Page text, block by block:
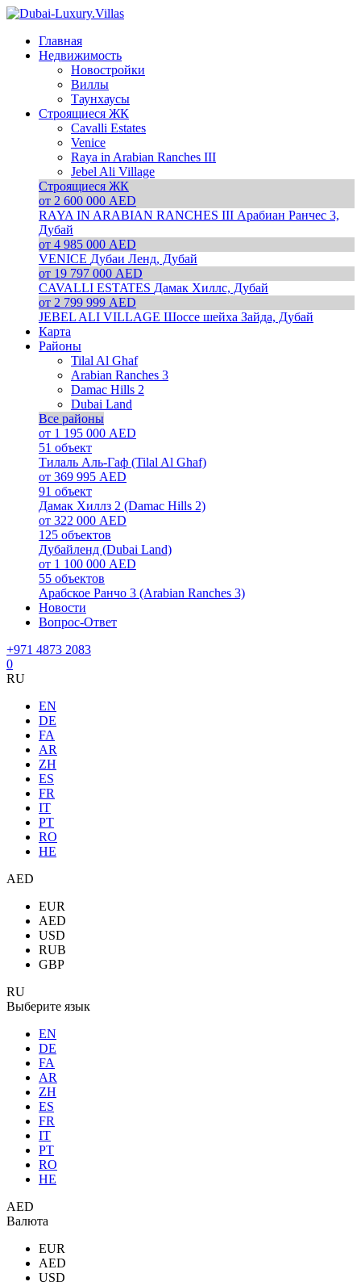
Главная
Недвижимость
Новостройки
Виллы
Таунхаусы
Строящиеся ЖК
Cavalli Estates
Venice
Raya in Arabian Ranches III
Jebel Ali Village
Строящиеся ЖК
от 2 600 000 AED
RAYA IN ARABIAN RANCHES III Арабиан Ранчес 3,
Дубай
от 4 985 000 AED
VENICE Дубаи Ленд, Дубай
от 19 797 000 AED
CAVALLI ESTATES Дамак Хиллс, Дубай
от 2 799 999 AED
JEBEL ALI VILLAGE Шоссе шейха Зайда, Дубай
Карта
Районы
Tilal Al Ghaf
Arabian Ranches 3
Damac Hills 2
Dubai Land
Все районы
от 1 195 000 AED
51 объект
Тилаль Аль-Гаф (Tilal Al Ghaf)
от 369 995 AED
91 объект
Дамак Хиллз 2 (Damac Hills 2)
от 322 000 AED
125 объектов
Дубайленд (Dubai Land)
от 1 100 000 AED
55 объектов
Арабское Ранчо 3 (Arabian Ranches 3)
Новости
Вопрос-Ответ
+971 4873 2083
0
RU
EN
DE
FA
AR
ZH
ES
FR
IT
PT
RO
HE
AED
EUR
AED
USD
RUB
GBP
RU
Выберите язык
EN
DE
FA
AR
ZH
ES
FR
IT
PT
RO
HE
AED
Валюта
EUR
AED
USD